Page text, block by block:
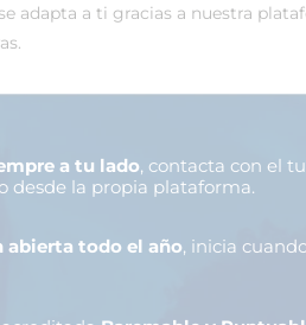
adapta a ti gracias a nuestra
a tu lado, contacta con el
desde la propia plataforma.
abierta todo el año, inicia